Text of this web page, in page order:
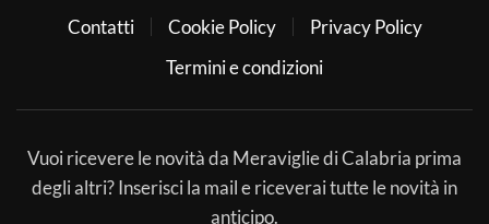
Contatti
Cookie Policy
Privacy Policy
Termini e condizioni
Vuoi ricevere le novità da Meraviglie di Calabria prima
degli altri? Inserisci la mail e riceverai tutte le novità in
anticipo.